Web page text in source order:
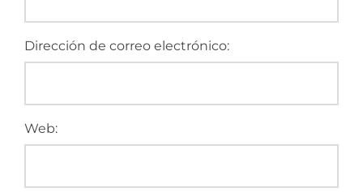
Dirección de correo electrónico:
Web: